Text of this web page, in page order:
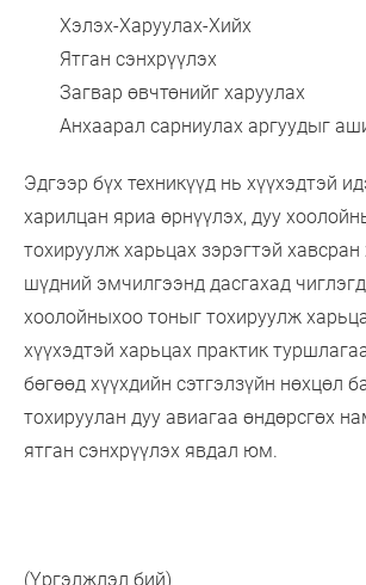
Хэлэх-Харуулах-Хийх
Ятган сэнхрүүлэх
Загвар өвчтөнийг харуулах
Анхаарал сарниулах аргуудыг
Эдгээр бүх техникүүд нь хүүхэдтэй
харилцан яриа өрнүүлэх, дуу
тохируулж харьцах зэрэгтэй хавсран
шүдний эмчилгээнд дасгахад
хоолойныхоо тоныг тохируулж
хүүхэдтэй харьцах практик
бөгөөд хүүхдийн сэтгэлзүйн нөхцөл
тохируулан дуу авиагаа өндөрсгөх
ятган сэнхрүүлэх явдал юм.
(Үргэлжлэл бий)